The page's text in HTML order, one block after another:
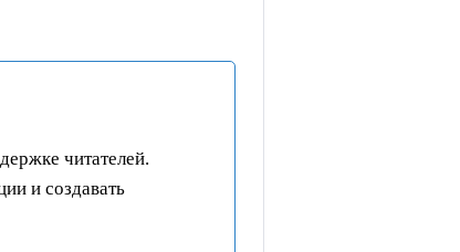
читателей.
и создавать